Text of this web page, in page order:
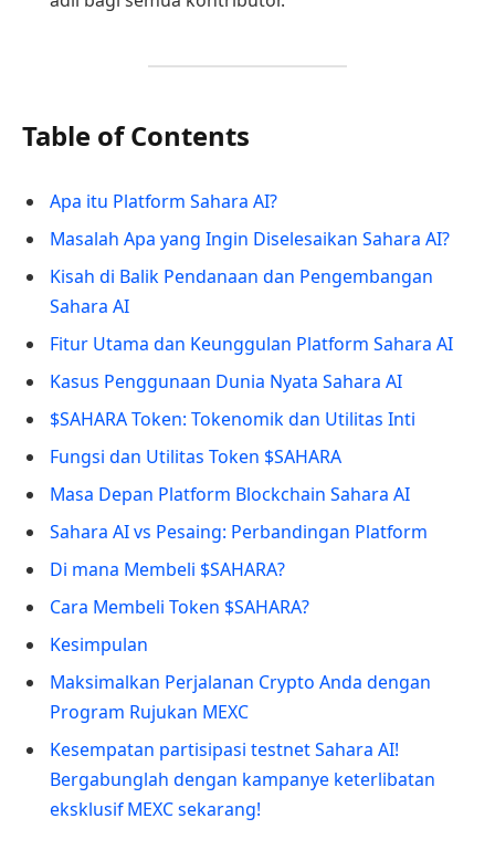
Table of Contents
Apa itu Platform Sahara AI?
Masalah Apa yang Ingin Diselesaikan Sahara AI?
Kisah di Balik Pendanaan dan Pengembangan
Sahara AI
Fitur Utama dan Keunggulan Platform Sahara AI
Kasus Penggunaan Dunia Nyata Sahara AI
$SAHARA Token: Tokenomik dan Utilitas Inti
Fungsi dan Utilitas Token $SAHARA
Masa Depan Platform Blockchain Sahara AI
Sahara AI vs Pesaing: Perbandingan Platform
Di mana Membeli $SAHARA?
Cara Membeli Token $SAHARA?
Kesimpulan
Maksimalkan Perjalanan Crypto Anda dengan
Program Rujukan MEXC
Kesempatan partisipasi testnet Sahara AI!
Bergabunglah dengan kampanye keterlibatan
eksklusif MEXC sekarang!